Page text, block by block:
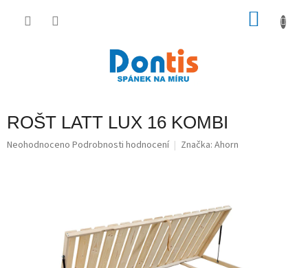
ROŠT LATT LUX 16 KOMBI
Průměrné
Neohodnoceno Podrobnosti hodnocení Značka: Ahorn